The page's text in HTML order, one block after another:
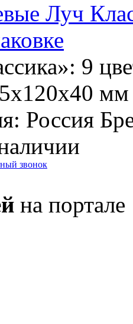
Луч
9
мм
Россия
звонок
на портале